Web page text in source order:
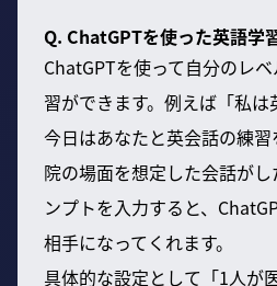
Q. ChatGPTを使った英語学
ChatGPTを使って自分のレ
習ができます。例えば「私は
今日はあなたと英会話の練
院の場面を想定した会話が
ンプトを入力すると、
相手になってくれます。
具体的な設定として「1人が